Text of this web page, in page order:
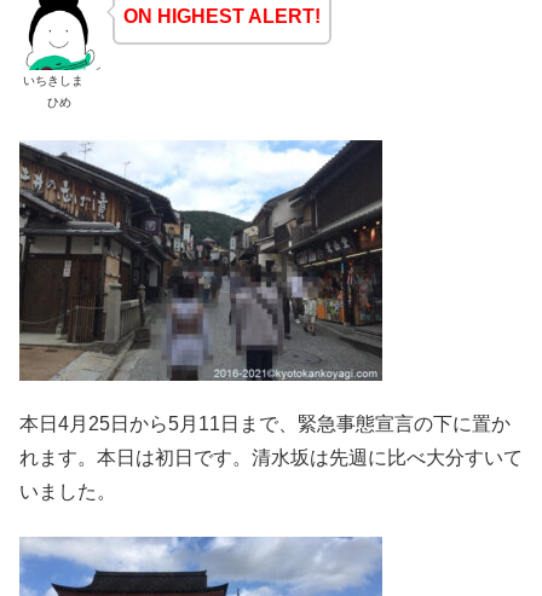
いちきしま
ひめ
ON HIGHEST ALERT!
本日4月25日から5月11日まで、緊急事態宣言の下に置か
れます。本日は初日です。清水坂は先週に比べ大分すいて
いました。